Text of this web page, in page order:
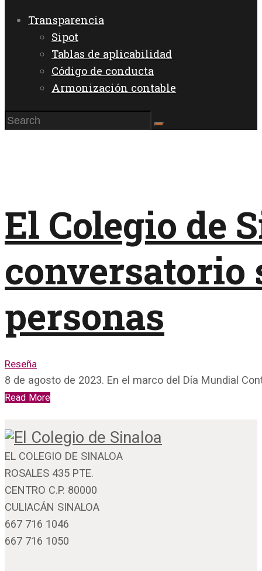
Transparencia
Sipot
Tablas de aplicabilidad
Código de conducta
Armonización contable
El Colegio de
conversatorio
personas
Reseña
8 de agosto de 2023. En el marco del Día Mundial
Read More
EL COLEGIO DE SINALOA
ROSALES 435 PTE.
CENTRO C.P. 80000
CULIACÁN SINALOA
667 716 1046
667 716 1050